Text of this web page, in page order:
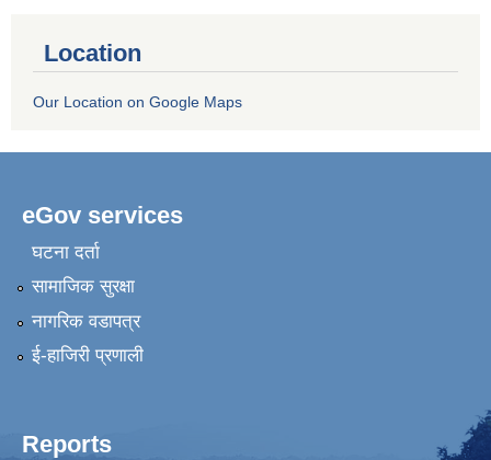
Location
Our Location on Google Maps
eGov services
घटना दर्ता
सामाजिक सुरक्षा
नागरिक वडापत्र
ई-हाजिरी प्रणाली
Reports